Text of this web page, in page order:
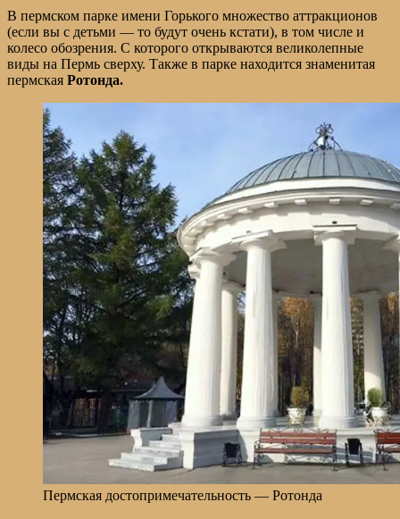
В пермском парке имени Горького множество аттракционов
(если вы с детьми — то будут очень кстати), в том числе и
колесо обозрения. С которого открываются великолепные
виды на Пермь сверху. Также в парке находится знаменитая
пермская Ротонда.
Пермская достопримечательность — Ротонда